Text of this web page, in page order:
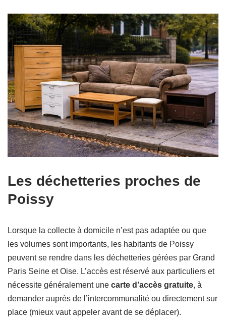
Les déchetteries proches de
Poissy
Lorsque la collecte à domicile n’est pas adaptée ou que
les volumes sont importants, les habitants de Poissy
peuvent se rendre dans les déchetteries gérées par Grand
Paris Seine et Oise. L’accès est réservé aux particuliers et
nécessite généralement une carte d’accès gratuite, à
demander auprès de l’intercommunalité ou directement sur
place (mieux vaut appeler avant de se déplacer).